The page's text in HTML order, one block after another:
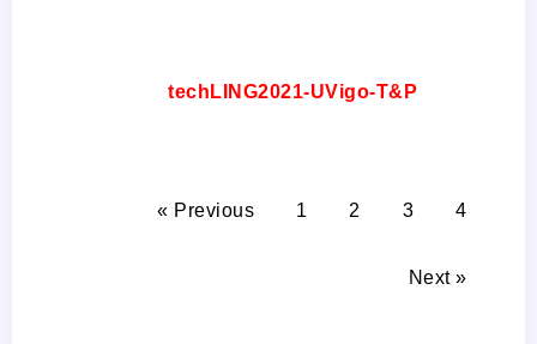
techLING2021-UVigo-T&P
« Previous 1 2 3 4
Next »